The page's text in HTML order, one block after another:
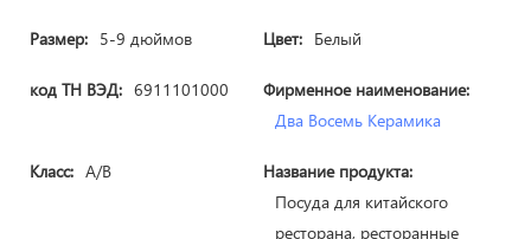
Размер: 5-9 дюймов Цвет: Белый
код ТН ВЭД: 6911101000
Фирменное наименование:
Два Восемь Керамика
Класс: A/B
Название продукта:
Посуда для китайского
ресторана, ресторанные